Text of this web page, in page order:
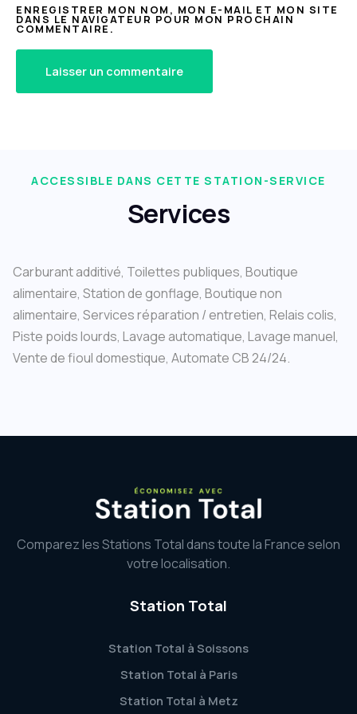
ENREGISTRER MON NOM, MON E-MAIL ET MON SITE
DANS LE NAVIGATEUR POUR MON PROCHAIN
COMMENTAIRE.
ACCESSIBLE DANS CETTE STATION-SERVICE
Services
Carburant additivé, Toilettes publiques, Boutique
alimentaire, Station de gonflage, Boutique non
alimentaire, Services réparation / entretien, Relais colis,
Piste poids lourds, Lavage automatique, Lavage manuel,
Vente de fioul domestique, Automate CB 24/24.
Comparez les Stations Total dans toute la France selon
votre localisation.
Station Total
Station Total à Soissons
Station Total à Paris
Station Total à Metz